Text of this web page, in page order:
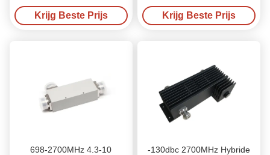
OEM
Krijg Beste Prijs
combinator
Krijg Beste Prijs
698-2700MHz 4.3-10
-130dbc 2700MHz Hybride